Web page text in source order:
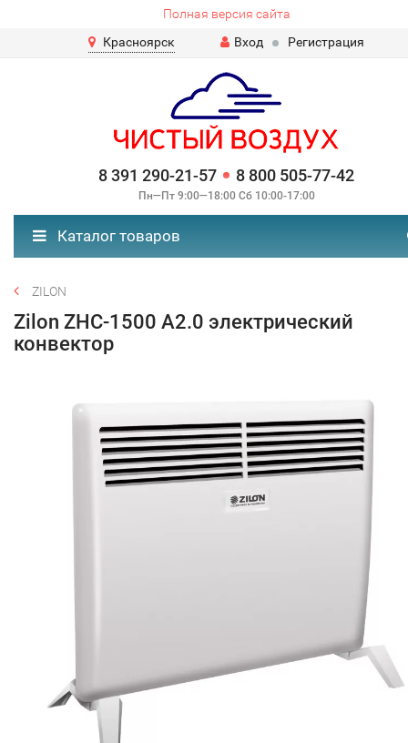
Полная версия сайта
Красноярск
Вход Регистрация
8 391 290-21-57 8 800 505-77-42
Пн—Пт 9:00—18:00 Сб 10:00-17:00
Каталог товаров
ZILON
Zilon ZHC-1500 А2.0 электрический
конвектор